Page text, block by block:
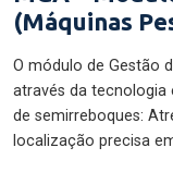
(Máquinas
O módulo de Gestão
através da
de semirreboques:
localização precisa